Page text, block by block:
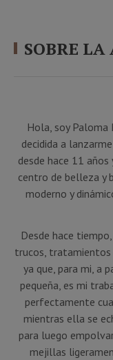
SOBRE
Hola, soy Paloma
decidida a
desde hace 11
centro de belleza y
moderno y
Desde hace
trucos, tratamientos
ya que, para mi, a
pequeña, es mi
perfectamente
mientras ella se
para luego
mejillas